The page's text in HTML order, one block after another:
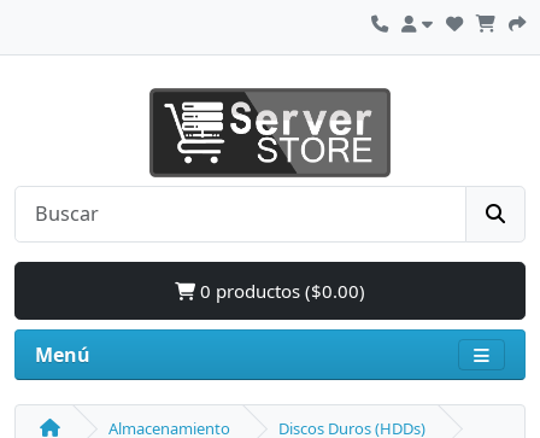
0 productos ($0.00)
Menú
Almacenamiento Discos Duros (HDDs)